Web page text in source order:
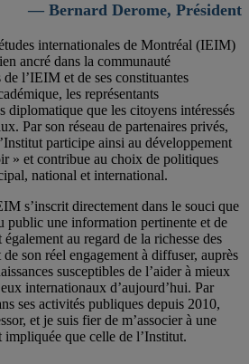
— Bernard Derome, Président
internationales de Montréal (IEIM)
ancré dans la communauté
l’IEIM et de ses constituantes
les représentants
diplomatique que les citoyens intéressés
Par son réseau de partenaires privés,
participe ainsi au développement
» et contribue au choix de politiques
national et international.
s’inscrit directement dans le souci que
public une information pertinente et de
au regard de la richesse des
son réel engagement à diffuser, auprès
susceptibles de l’aider à mieux
internationaux d’aujourd’hui. Par
ses activités publiques depuis 2010,
et je suis fier de m’associer à une
que celle de l’Institut.